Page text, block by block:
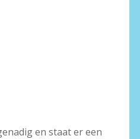
en staat er een